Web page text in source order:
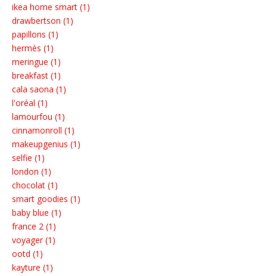
ikea home smart (1)
drawbertson (1)
papillons (1)
hermès (1)
meringue (1)
breakfast (1)
cala saona (1)
l'oréal (1)
lamourfou (1)
cinnamonroll (1)
makeupgenius (1)
selfie (1)
london (1)
chocolat (1)
smart goodies (1)
baby blue (1)
france 2 (1)
voyager (1)
ootd (1)
kayture (1)